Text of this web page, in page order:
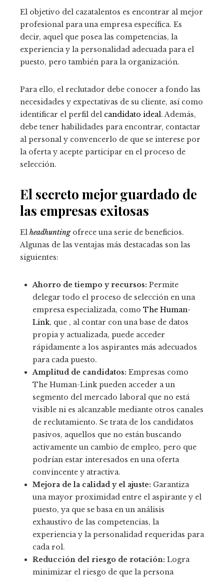
El objetivo del cazatalentos es encontrar al mejor
profesional para una empresa específica. Es
decir, aquel que posea las competencias, la
experiencia y la personalidad adecuada para el
puesto, pero también para la organización.
Para ello, el reclutador debe conocer a fondo las
necesidades y expectativas de su cliente, así como
identificar el perfil del candidato ideal. Además,
debe tener habilidades para encontrar, contactar
al personal y convencerlo de que se interese por
la oferta y acepte participar en el proceso de
selección.
El secreto mejor guardado de
las empresas exitosas
El headhuntingofrece una serie de beneficios.
Algunas de las ventajas más destacadas son las
siguientes:
Ahorro de tiempo y recursos: Permite
delegar todo el proceso de selección en una
empresa especializada, como The Human-
Link, que , al contar con una base de datos
propia y actualizada, puede acceder
rápidamente a los aspirantes más adecuados
para cada puesto.
Amplitud de candidatos: Empresas como
The Human-Link pueden acceder a un
segmento del mercado laboral que no está
visible ni es alcanzable mediante otros canales
de reclutamiento. Se trata de los candidatos
pasivos, aquellos que no están buscando
activamente un cambio de empleo, pero que
podrían estar interesados en una oferta
convincente y atractiva.
Mejora de la calidad y el ajuste: Garantiza
una mayor proximidad entre el aspirante y el
puesto, ya que se basa en un análisis
exhaustivo de las competencias, la
experiencia y la personalidad requeridas para
cada rol.
Reducción del riesgo de rotación: Logra
minimizar el riesgo de que la persona